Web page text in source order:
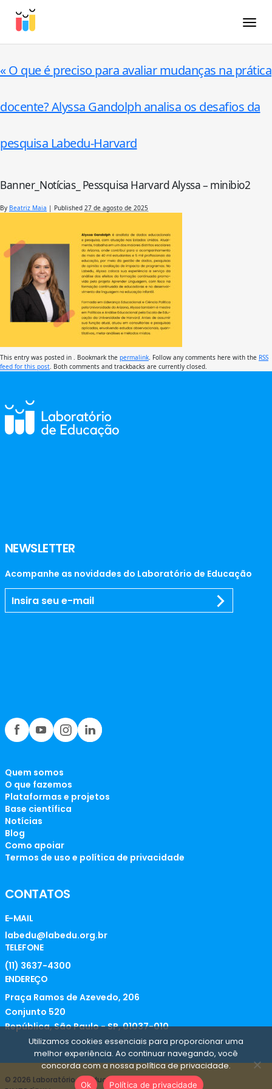
«O que é preciso para avaliar mudanças na prática
docente? Alyssa Gandolph analisa os desafios da
pesquisa Labedu-Harvard
Banner_Notícias_ Pessquisa Harvard Alyssa – minibio2
By Beatriz Maia | Published 27 de agosto de 2025
This entry was posted in . Bookmark the permalink . Follow any comments here with the RSS
feed for this post . Both comments and trackbacks are currently closed.
NEWSLETTER
Acompanhe as novidades do Laboratório de Educação
Quem somos
O que fazemos
Plataformas e projetos
Base científica
Notícias
Blog
Como apoiar
Termos de uso e política de privacidade
CONTATOS
E-MAIL
labedu@labedu.org.br
TELEFONE
(11) 3637-4300
ENDEREÇO
Praça Ramos de Azevedo, 206
Conjunto 520
República, São Paulo - SP, 01037-010
© 2026 Laboratório de Educação
Utilizamos cookies essenciais para proporcionar uma
melhor experiência. Ao continuar navegando, você
concorda com a nossa política de privacidade.
Ok Política de privacidade